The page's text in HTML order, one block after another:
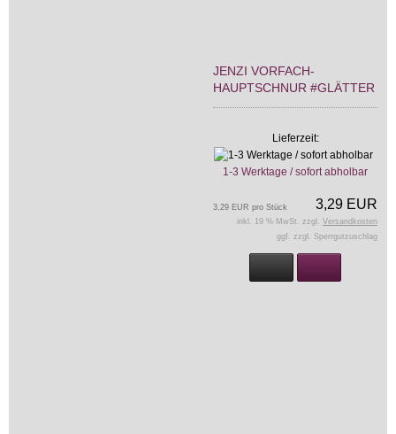
JENZI VORFACH-
HAUPTSCHNUR #GLÄTTER
Lieferzeit:
1-3 Werktage / sofort abholbar
3,29 EUR
3,29 EUR pro Stück
inkl. 19 % MwSt. zzgl. Versandkosten
ggf. zzgl. Sperrgutzuschlag